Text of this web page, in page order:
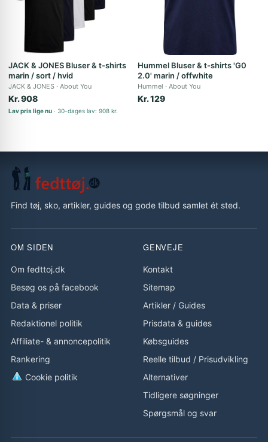
JACK & JONES Bluser & t-shirts
marin / sort / hvid
JACK & JONES About You
Kr. 908
Lav pris lige nu 30-dages lav: 908 kr.
Hummel Bluser & t-shirts 'G0
2.0' marin / offwhite
Hummel About You
Kr. 129
Find tøj, sko, artikler, guides og gode tilbud samlet ét sted.
OM SIDEN
Om fedttoj.dk
Besøg os på facebook
Data & priser
Redaktionel politik
Affiliate- & annoncepolitik
Rankering
Cookie politik
GENVEJE
Kontakt
Sitemap
Artikler / Guides
Prisdata & guides
Købsguides
Reelle tilbud / Prisudvikling
Alternativer
Tidligere søgninger
Spørgsmål og svar